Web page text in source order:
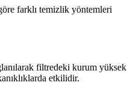
farklı temizlik yöntemleri
filtredeki kurum yüksek
etkilidir.